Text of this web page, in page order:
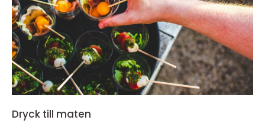
Dryck till maten